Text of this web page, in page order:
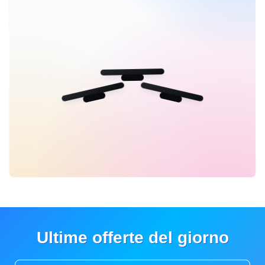
Ultime offerte del giorno